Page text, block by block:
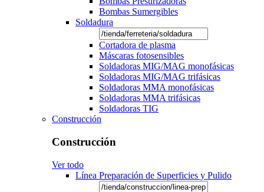
Bombas Sumergibles
Soldadura
Cortadora de plasma
Máscaras fotosensibles
Soldadoras MIG/MAG monofásicas
Soldadoras MIG/MAG trifásicas
Soldadoras MMA monofásicas
Soldadoras MMA trifásicas
Soldadoras TIG
Construcción
Construcción
Ver todo
Línea Preparación de Superficies y Pulido